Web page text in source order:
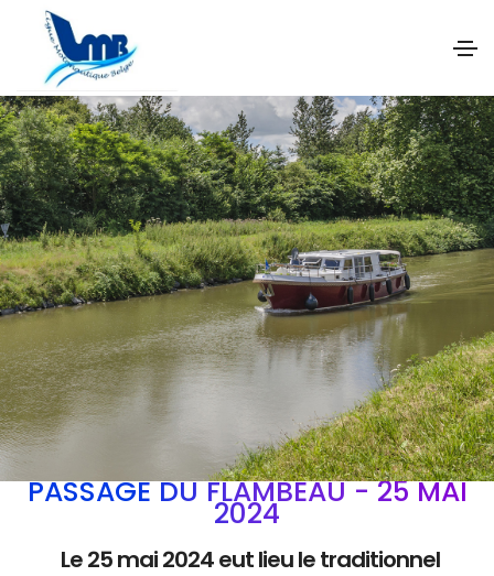
PASSAGE DU FLAMBEAU - 25 MAI
2024
Le 25 mai 2024 eut lieu le traditionnel